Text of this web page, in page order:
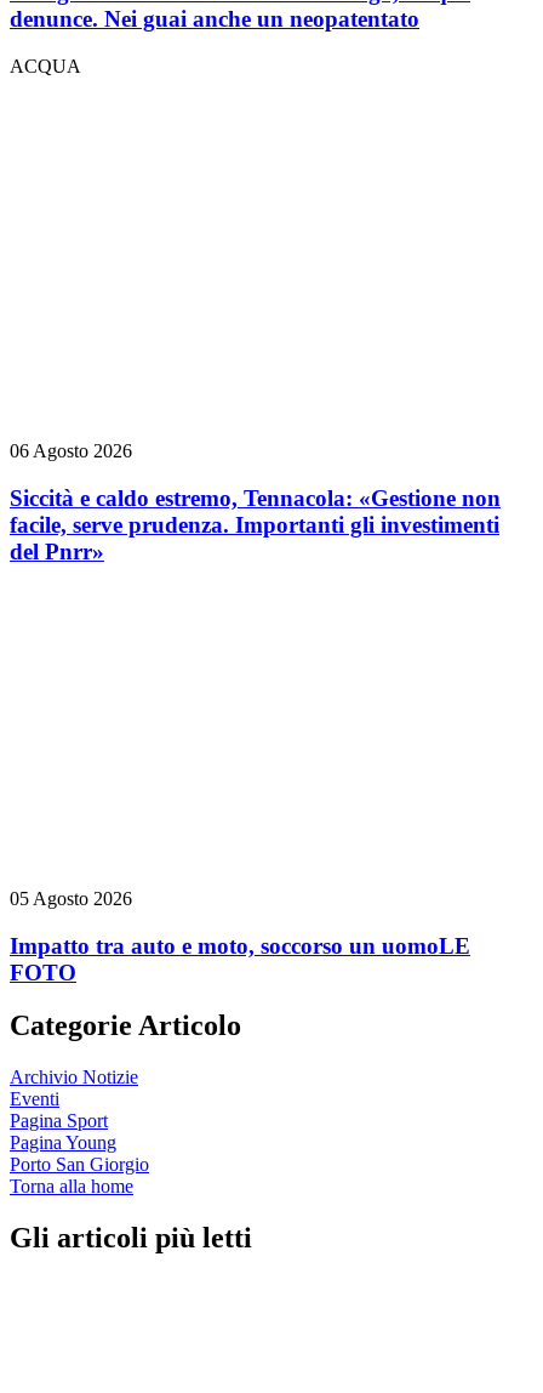
denunce. Nei guai anche un neopatentato
ACQUA
06 Agosto 2026
Siccità e caldo estremo, Tennacola: «Gestione non
facile, serve prudenza. Importanti gli investimenti
del Pnrr»
05 Agosto 2026
Impatto tra auto e moto, soccorso un uomoLE
FOTO
Categorie Articolo
Archivio Notizie
Eventi
Pagina Sport
Pagina Young
Porto San Giorgio
Torna alla home
Gli articoli più letti